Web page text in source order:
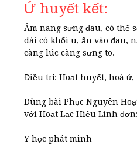
Ứ huyết kết:
Âm nang sưng đau, có thể
dái có khối u, ấn vào đau,
càng lúc càng sưng to.
Điều trị: Hoạt huyết, hoá ứ,
Dùng bài Phục Nguyên
với Hoạt Lạc Hiệu Linh đơn:
Y học phát minh